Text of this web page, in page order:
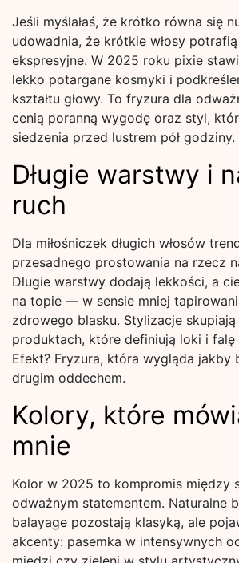
Jeśli myślałaś, że krótko równa się
udowadnia, że krótkie włosy
ekspresyjne. W 2025 roku pixie
lekko potargane kosmyki i
kształtu głowy. To fryzura dla
cenią poranną wygodę oraz styl,
siedzenia przed lustrem pół godziny.
Długie warstwy i
ruch
Dla miłośniczek długich włosów
przesadnego prostowania na rzecz
Długie warstwy dodają lekkości, a
na topie — w sensie mniej
zdrowego blasku. Stylizacje skupiają
produktach, które definiują loki i falę
Efekt? Fryzura, która wygląda jakby
drugim oddechem.
Kolory, które
mnie
Kolor w 2025 to kompromis między
odważnym statementem. Naturalne
balayage pozostają klasyką, ale
akcenty: pasemka w intensywnych